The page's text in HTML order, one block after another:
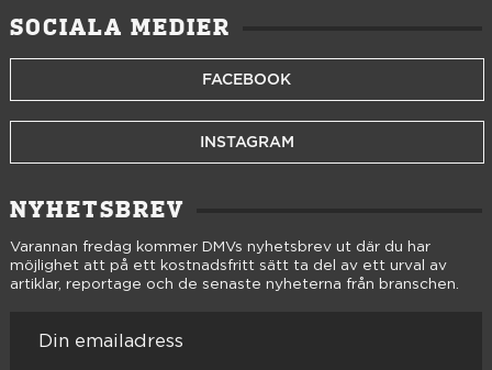
SOCIALA MEDIER
FACEBOOK
INSTAGRAM
NYHETSBREV
Varannan fredag kommer DMVs nyhetsbrev ut där du har
möjlighet att på ett kostnadsfritt sätt ta del av ett urval av
artiklar, reportage och de senaste nyheterna från branschen.